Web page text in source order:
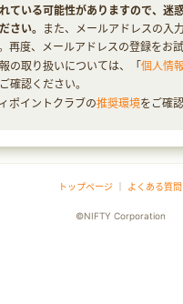
ている可能性がありますので、迷
さい。
また、メールアドレスの入
再度、メールアドレスの登録をお試
の取り扱いについては、「個人情
確認ください。
ポイントクラブの推奨環境をご確
トップページ よくある質問
©NIFTY Corporation